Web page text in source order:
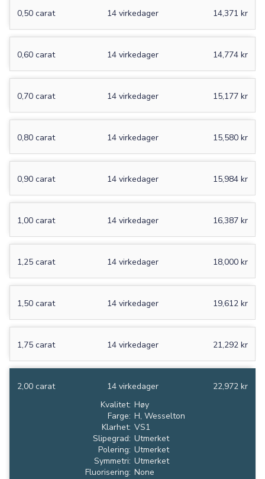
0,50 carat 14,371 kr
14 virkedager
0,60 carat 14,774 kr
14 virkedager
0,70 carat 15,177 kr
14 virkedager
0,80 carat 15,580 kr
14 virkedager
0,90 carat 15,984 kr
14 virkedager
1,00 carat 16,387 kr
14 virkedager
1,25 carat 18,000 kr
14 virkedager
1,50 carat 19,612 kr
14 virkedager
1,75 carat 21,292 kr
14 virkedager
2,00 carat 22,972 kr
14 virkedager
Kvalitet: Høy
Farge: H, Wesselton
Klarhet: VS1
Slipegrad: Utmerket
Polering: Utmerket
Symmetri: Utmerket
Fluorisering: None